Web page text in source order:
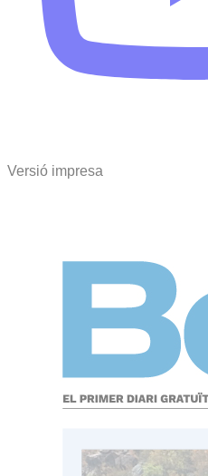
Versió impresa